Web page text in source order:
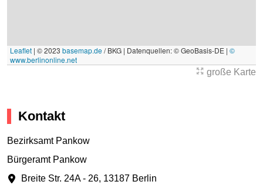
Leaflet | © 2023 basemap.de/ BKG | Datenquellen: © GeoBasis-DE | ©
www.berlinonline.net
große Karte
Kontakt
Bezirksamt Pankow
Bürgeramt Pankow
Breite Str. 24A - 26, 13187 Berlin